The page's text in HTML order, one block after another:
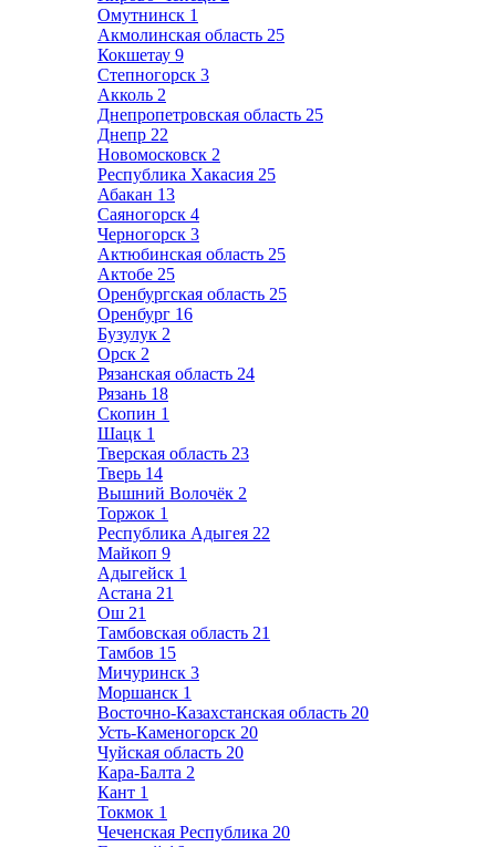
Омутнинск 1
Акмолинская область 25
Кокшетау 9
Степногорск 3
Акколь 2
Днепропетровская область 25
Днепр 22
Новомосковск 2
Республика Хакасия 25
Абакан 13
Саяногорск 4
Черногорск 3
Актюбинская область 25
Актобе 25
Оренбургская область 25
Оренбург 16
Бузулук 2
Орск 2
Рязанская область 24
Рязань 18
Скопин 1
Шацк 1
Тверская область 23
Тверь 14
Вышний Волочёк 2
Торжок 1
Республика Адыгея 22
Майкоп 9
Адыгейск 1
Астана 21
Ош 21
Тамбовская область 21
Тамбов 15
Мичуринск 3
Моршанск 1
Восточно-Казахстанская область 20
Усть-Каменогорск 20
Чуйская область 20
Кара-Балта 2
Кант 1
Токмок 1
Чеченская Республика 20